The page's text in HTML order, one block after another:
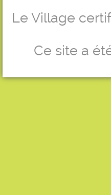
Le Village
Ce site a